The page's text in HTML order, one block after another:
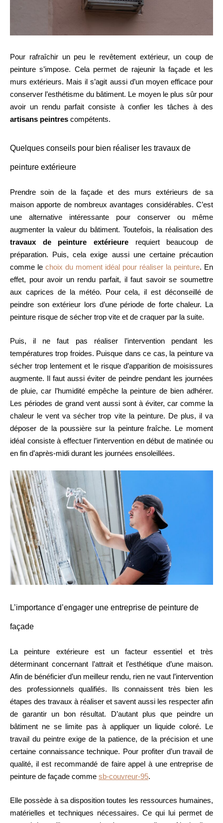
Pour rafraîchir un peu le revêtement extérieur, un coup de
peinture s’impose. Cela permet de rajeunir la façade et les
murs extérieurs. Mais il s’agit aussi d’un moyen efficace pour
conserver l’esthétisme du bâtiment. Le moyen le plus sûr pour
avoir un rendu parfait consiste à confier les tâches à des
artisans peintres compétents.
Quelques conseils pour bien réaliser les travaux de
peinture extérieure
Prendre soin de la façade et des murs extérieurs de sa
maison apporte de nombreux avantages considérables. C’est
une alternative intéressante pour conserver ou même
augmenter la valeur du bâtiment. Toutefois, la réalisation des
travaux de peinture extérieure requiert beaucoup de
préparation. Puis, cela exige aussi une certaine précaution
comme le choix du moment idéal pour réaliser la peinture. En
effet, pour avoir un rendu parfait, il faut savoir se soumettre
aux caprices de la météo. Pour cela, il est déconseillé de
peindre son extérieur lors d’une période de forte chaleur. La
peinture risque de sécher trop vite et de craquer par la suite.
Puis, il ne faut pas réaliser l’intervention pendant les
températures trop froides. Puisque dans ce cas, la peinture va
sécher trop lentement et le risque d’apparition de moisissures
augmente. Il faut aussi éviter de peindre pendant les journées
de pluie, car l’humidité empêche la peinture de bien adhérer.
Les périodes de grand vent aussi sont à éviter, car comme la
chaleur le vent va sécher trop vite la peinture. De plus, il va
déposer de la poussière sur la peinture fraîche. Le moment
idéal consiste à effectuer l’intervention en début de matinée ou
en fin d’après-midi durant les journées ensoleillées.
L’importance d’engager une entreprise de peinture de
façade
La peinture extérieure est un facteur essentiel et très
déterminant concernant l’attrait et l’esthétique d’une maison.
Afin de bénéficier d’un meilleur rendu, rien ne vaut l’intervention
des professionnels qualifiés. Ils connaissent très bien les
étapes des travaux à réaliser et savent aussi les respecter afin
de garantir un bon résultat. D’autant plus que peindre un
bâtiment ne se limite pas à appliquer un liquide coloré. Le
travail du peintre exige de la patience, de la précision et une
certaine connaissance technique. Pour profiter d’un travail de
qualité, il est recommandé de faire appel à une entreprise de
peinture de façade comme sb-couvreur-95.
Elle possède à sa disposition toutes les ressources humaines,
matérielles et techniques nécessaires. Ce qui lui permet de